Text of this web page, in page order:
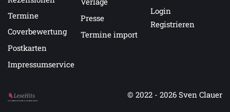
Inselglück auf Sylt
Inselküsse auf Sylt
Inselleuchten auf Sylt
Inselglitzern auf Sylt
Termine
Coverbewertung
Postkarten
Impressumservice
Presse
Termine import
Login
Registrieren
Auf LeseHits.de findest Du die besten Bücher.
© 2022 - 2026 Sven Clauer